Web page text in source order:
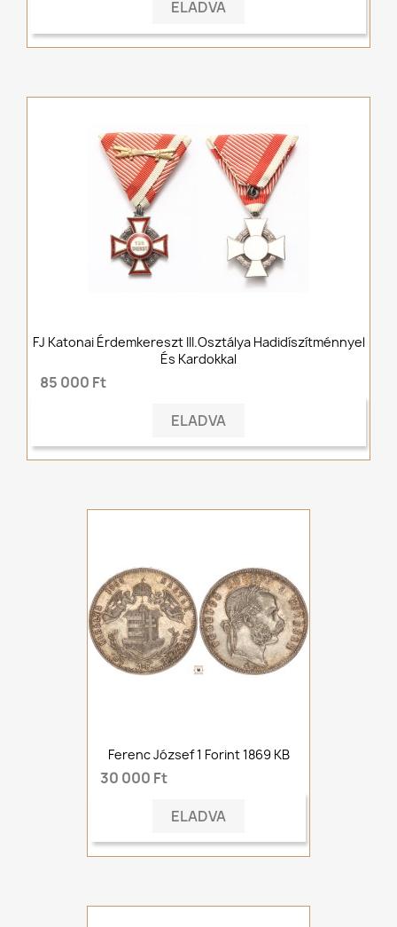
ELADVA
FJ Katonai Érdemkereszt III.osztálya Hadidíszítménnyel
És Kardokkal
85 000 Ft
ELADVA
Ferenc József 1 Forint 1869 KB
30 000 Ft
ELADVA